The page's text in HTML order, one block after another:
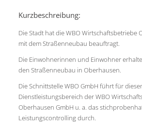
Kurzbeschreibung:
Die Stadt hat die WBO Wirtschaftsbetriebe
mit dem Straßenneubau beauftragt.
Die Einwohnerinnen und Einwohner
den Straßenneubau in Oberhausen.
Die Schnittstelle WBO GmbH führt für
Dienstleistungsbereich der WBO
Oberhausen GmbH u. a. das
Leistungscontrolling durch.